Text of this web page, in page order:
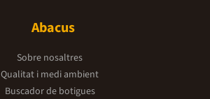
Abacus
Sobre nosaltres
Qualitat i medi ambient
Buscador de botigues